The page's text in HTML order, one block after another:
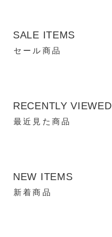
SALE ITEMS
セール商品
RECENTLY VIEWED
最近見た商品
NEW ITEMS
新着商品